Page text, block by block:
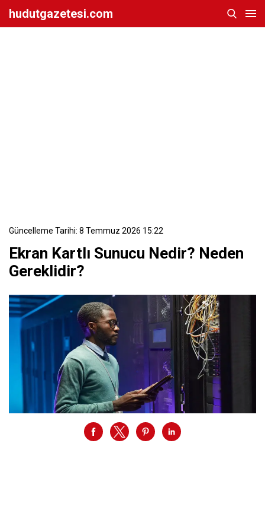
hudutgazetesi.com
Güncelleme Tarihi: 8 Temmuz 2026 15:22
Ekran Kartlı Sunucu Nedir? Neden
Gereklidir?